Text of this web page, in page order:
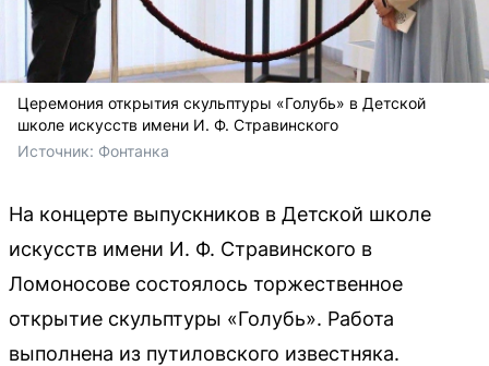
Церемония открытия скульптуры «Голубь» в Детской
школе искусств имени И. Ф. Стравинского
Источник: Фонтанка
На концерте выпускников в Детской школе
искусств имени И. Ф. Стравинского в
Ломоносове состоялось торжественное
открытие скульптуры «Голубь». Работа
выполнена из путиловского известняка.